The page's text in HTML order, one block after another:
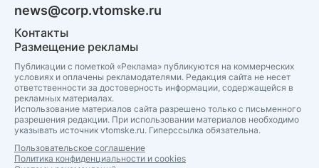
news@corp.vtomske.ru
Контакты
Размещение рекламы
Публикации с пометкой «Реклама» публикуются на коммерческих
условиях и оплачены рекламодателями. Редакция сайта не несет
ответственности за достоверность информации, содержащейся в
рекламных материалах.
Использование материалов сайта разрешено только с письменного
разрешения редакции. При использовании материалов необходимо
указывать источник vtomske.ru. Гиперссылка обязательна.
Пользовательское соглашение
Политика конфиденциальности и cookies